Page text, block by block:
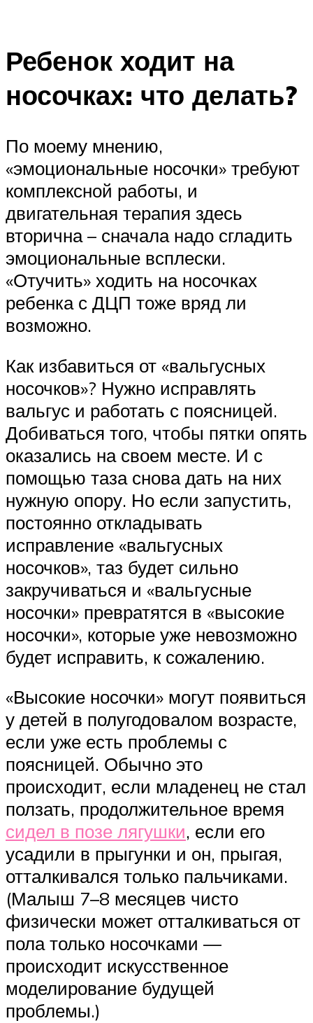
Ребенок ходит на
носочках: что делать?
По моему мнению,
«эмоциональные носочки» требуют
комплексной работы, и
двигательная терапия здесь
вторична – сначала надо сгладить
эмоциональные всплески.
«Отучить» ходить на носочках
ребенка с ДЦП тоже вряд ли
возможно.
Как избавиться от «вальгусных
носочков»? Нужно исправлять
вальгус и работать с поясницей.
Добиваться того, чтобы пятки опять
оказались на своем месте. И с
помощью таза снова дать на них
нужную опору. Но если запустить,
постоянно откладывать
исправление «вальгусных
носочков», таз будет сильно
закручиваться и «вальгусные
носочки» превратятся в «высокие
носочки», которые уже невозможно
будет исправить, к сожалению.
«Высокие носочки» могут появиться
у детей в полугодовалом возрасте,
если уже есть проблемы с
поясницей. Обычно это
происходит, если младенец не стал
ползать, продолжительное время
сидел в позе лягушки, если его
усадили в прыгунки и он, прыгая,
отталкивался только пальчиками.
(Малыш 7–8 месяцев чисто
физически может отталкиваться от
пола только носочками —
происходит искусственное
моделирование будущей
проблемы.)